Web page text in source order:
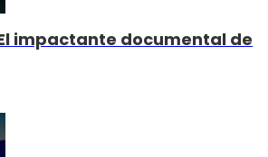
impactante documental de